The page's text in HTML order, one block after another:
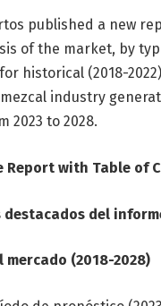
published a new
of the market, by
historical (2018-
industry
2023 to 2028.
Report with Table of
destacados del
(2018-2028)